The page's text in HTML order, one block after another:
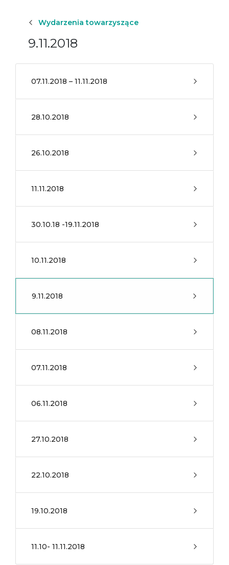
Wydarzenia towarzyszące
9.11.2018
07.11.2018 – 11.11.2018
28.10.2018
26.10.2018
11.11.2018
30.10.18 -19.11.2018
10.11.2018
9.11.2018
08.11.2018
07.11.2018
06.11.2018
27.10.2018
22.10.2018
19.10.2018
11.10- 11.11.2018